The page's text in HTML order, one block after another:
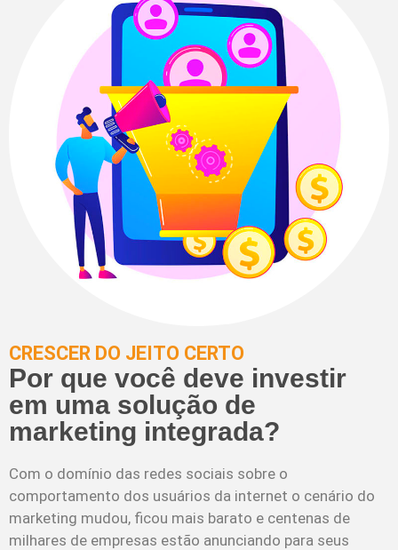
CRESCER DO JEITO CERTO
Por que você deve investir
em uma solução de
marketing integrada?
Com o domínio das redes sociais sobre o
comportamento dos usuários da internet o cenário do
marketing mudou, ficou mais barato e centenas de
milhares de empresas estão anunciando para seus